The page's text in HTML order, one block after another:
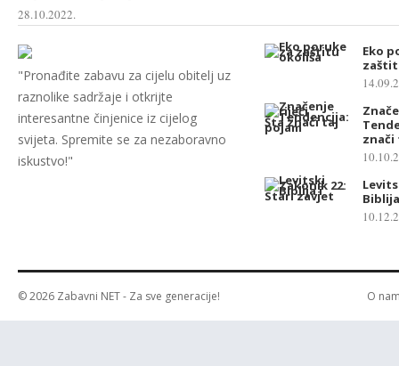
28.10.2022.
"Pronađite zabavu za cijelu obitelj uz
raznolike sadržaje i otkrijte
interesantne činjenice iz cijelog
svijeta. Spremite se za nezaboravno
iskustvo!"
Eko
znači
© 2026 Zabavni NET- Za sve generacije! O